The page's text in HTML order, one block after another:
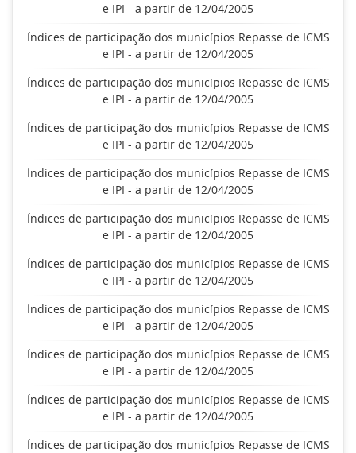
e IPI - a partir de 12/04/2005
Índices de participação dos municípios Repasse de ICMS
e IPI - a partir de 12/04/2005
Índices de participação dos municípios Repasse de ICMS
e IPI - a partir de 12/04/2005
Índices de participação dos municípios Repasse de ICMS
e IPI - a partir de 12/04/2005
Índices de participação dos municípios Repasse de ICMS
e IPI - a partir de 12/04/2005
Índices de participação dos municípios Repasse de ICMS
e IPI - a partir de 12/04/2005
Índices de participação dos municípios Repasse de ICMS
e IPI - a partir de 12/04/2005
Índices de participação dos municípios Repasse de ICMS
e IPI - a partir de 12/04/2005
Índices de participação dos municípios Repasse de ICMS
e IPI - a partir de 12/04/2005
Índices de participação dos municípios Repasse de ICMS
e IPI - a partir de 12/04/2005
Índices de participação dos municípios Repasse de ICMS